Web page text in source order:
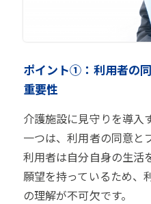
ポイント①：利用者の
重要性
介護施設に見守りを導入
一つは、利用者の同意と
利用者は自分自身の生活
願望を持っているため、
の理解が不可欠です。